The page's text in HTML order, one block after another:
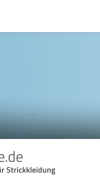
Strickkleidung